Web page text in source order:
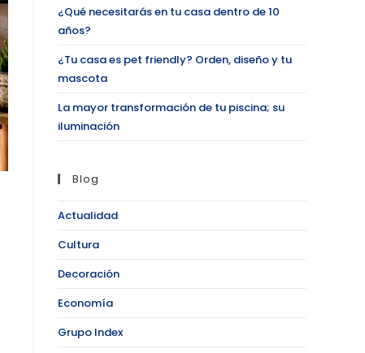
¿Qué necesitarás en tu casa dentro de 10
años?
¿Tu casa es pet friendly? Orden, diseño y tu
mascota
La mayor transformación de tu piscina; su
iluminación
Blog
Actualidad
Cultura
Decoración
Economía
Grupo Index